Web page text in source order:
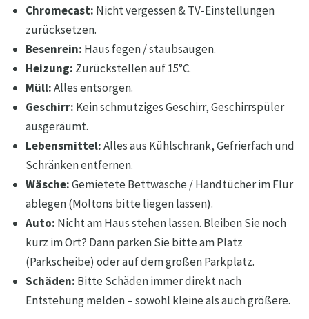
Chromecast: Nicht vergessen & TV-Einstellungen
zurücksetzen.
Besenrein: Haus fegen / staubsaugen.
Heizung: Zurückstellen auf 15°C.
Müll:Alles entsorgen.
Geschirr: Kein schmutziges Geschirr, Geschirrspüler
ausgeräumt.
Lebensmittel:Alles aus Kühlschrank, Gefrierfach und
Schränken entfernen.
Wäsche:Gemietete Bettwäsche / Handtücher im Flur
ablegen (Moltons bitte liegen lassen).
Auto: Nicht am Haus stehen lassen. Bleiben Sie noch
kurz im Ort? Dann parken Sie bitte am Platz
(Parkscheibe) oder auf dem großen Parkplatz.
Schäden: Bitte Schäden immer direkt nach
Entstehung melden – sowohl kleine als auch größere.